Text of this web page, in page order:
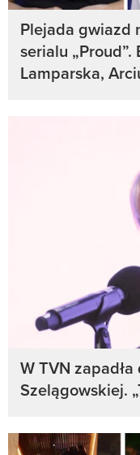
Plejada gwiazd
serialu
Lamparska,
W TVN
Szelągowskiej.